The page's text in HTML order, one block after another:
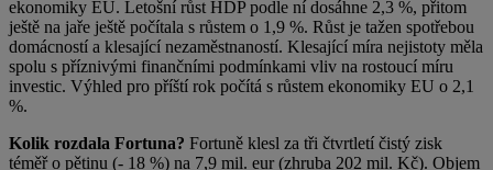
ekonomiky EU. Letošní růst HDP podle ní dosáhne 2,3 %, přitom
ještě na jaře ještě počítala s růstem o 1,9 %. Růst je tažen spotřebou
domácností a klesající nezaměstnaností. Klesající míra nejistoty měla
spolu s příznivými finančními podmínkami vliv na rostoucí míru
investic. Výhled pro příští rok počítá s růstem ekonomiky EU o 2,1
%.
Kolik rozdala Fortuna? Fortuně klesl za tři čtvrtletí čistý zisk
téměř o pětinu (- 18 %) na 7,9 mil. eur (zhruba 202 mil. Kč). Objem